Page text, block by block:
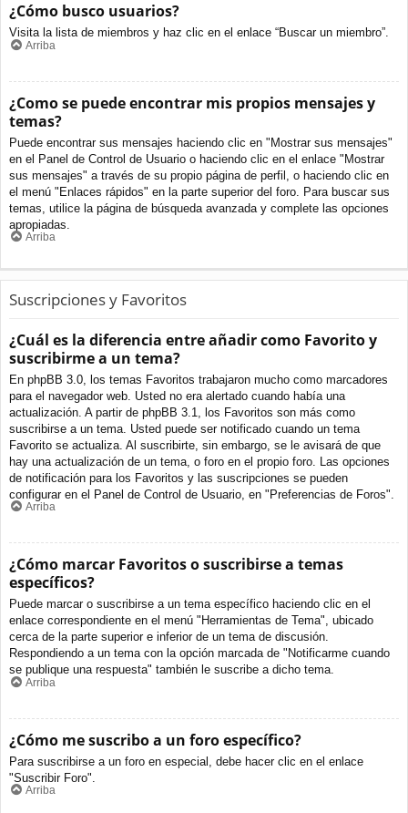
¿Cómo busco usuarios?
Visita la lista de miembros y haz clic en el enlace “Buscar un miembro”.
Arriba
¿Como se puede encontrar mis propios mensajes y
temas?
Puede encontrar sus mensajes haciendo clic en "Mostrar sus mensajes"
en el Panel de Control de Usuario o haciendo clic en el enlace "Mostrar
sus mensajes" a través de su propio página de perfil, o haciendo clic en
el menú "Enlaces rápidos" en la parte superior del foro. Para buscar sus
temas, utilice la página de búsqueda avanzada y complete las opciones
apropiadas.
Arriba
Suscripciones y Favoritos
¿Cuál es la diferencia entre añadir como Favorito y
suscribirme a un tema?
En phpBB 3.0, los temas Favoritos trabajaron mucho como marcadores
para el navegador web. Usted no era alertado cuando había una
actualización. A partir de phpBB 3.1, los Favoritos son más como
suscribirse a un tema. Usted puede ser notificado cuando un tema
Favorito se actualiza. Al suscribirte, sin embargo, se le avisará de que
hay una actualización de un tema, o foro en el propio foro. Las opciones
de notificación para los Favoritos y las suscripciones se pueden
configurar en el Panel de Control de Usuario, en "Preferencias de Foros".
Arriba
¿Cómo marcar Favoritos o suscribirse a temas
específicos?
Puede marcar o suscribirse a un tema específico haciendo clic en el
enlace correspondiente en el menú "Herramientas de Tema", ubicado
cerca de la parte superior e inferior de un tema de discusión.
Respondiendo a un tema con la opción marcada de "Notificarme cuando
se publique una respuesta" también le suscribe a dicho tema.
Arriba
¿Cómo me suscribo a un foro específico?
Para suscribirse a un foro en especial, debe hacer clic en el enlace
"Suscribir Foro".
Arriba